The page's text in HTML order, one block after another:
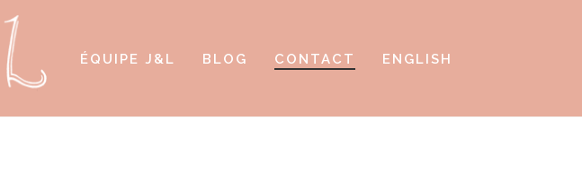
ÉQUIPE J&L BLOG CONTACT ENGLISH